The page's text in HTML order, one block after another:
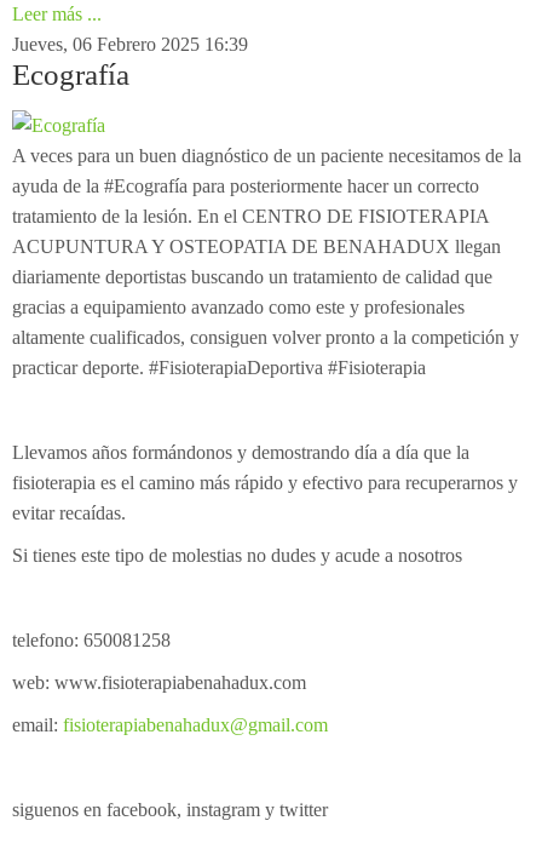
Fisioterapia
Pediatría
Contracturas
Migrañas
¿Cómo trata un osteópata?
¿Cómo es una consulta de osteopatía?
¿Cuándo acudir a un osteópata?
Osteopatía pedriática
¿Qué tipo de síntomas ha de presentar que nos llamen
la atención?
Osteopatía deportiva
Osteopatía odontológica
Osteopatía en las artes y la música
Patologías
Drenaje Linfático manual
Electroterapia
Flexión-distracción Lumbar
Readaptación deportiva
Ecografía
EPI - Epte
Leer más ...
Jueves, 06 Febrero 2025 16:39
Ecografía
A veces para un buen diagnóstico de un paciente necesitamos de la
ayuda de la #Ecografía para posteriormente hacer un correcto
tratamiento de la lesión. En el CENTRO DE FISIOTERAPIA
ACUPUNTURA Y OSTEOPATIA DE BENAHADUX llegan
diariamente deportistas buscando un tratamiento de calidad que
gracias a equipamiento avanzado como este y profesionales
altamente cualificados, consiguen volver pronto a la competición y
practicar deporte. #FisioterapiaDeportiva #Fisioterapia
Llevamos años formándonos y demostrando día a día que la
fisioterapia es el camino más rápido y efectivo para recuperarnos y
evitar recaídas.
Si tienes este tipo de molestias no dudes y acude a nosotros
telefono: 650081258
web: www.fisioterapiabenahadux.com
email: fisioterapiabenahadux@gmail.com
siguenos en facebook, instagram y twitter